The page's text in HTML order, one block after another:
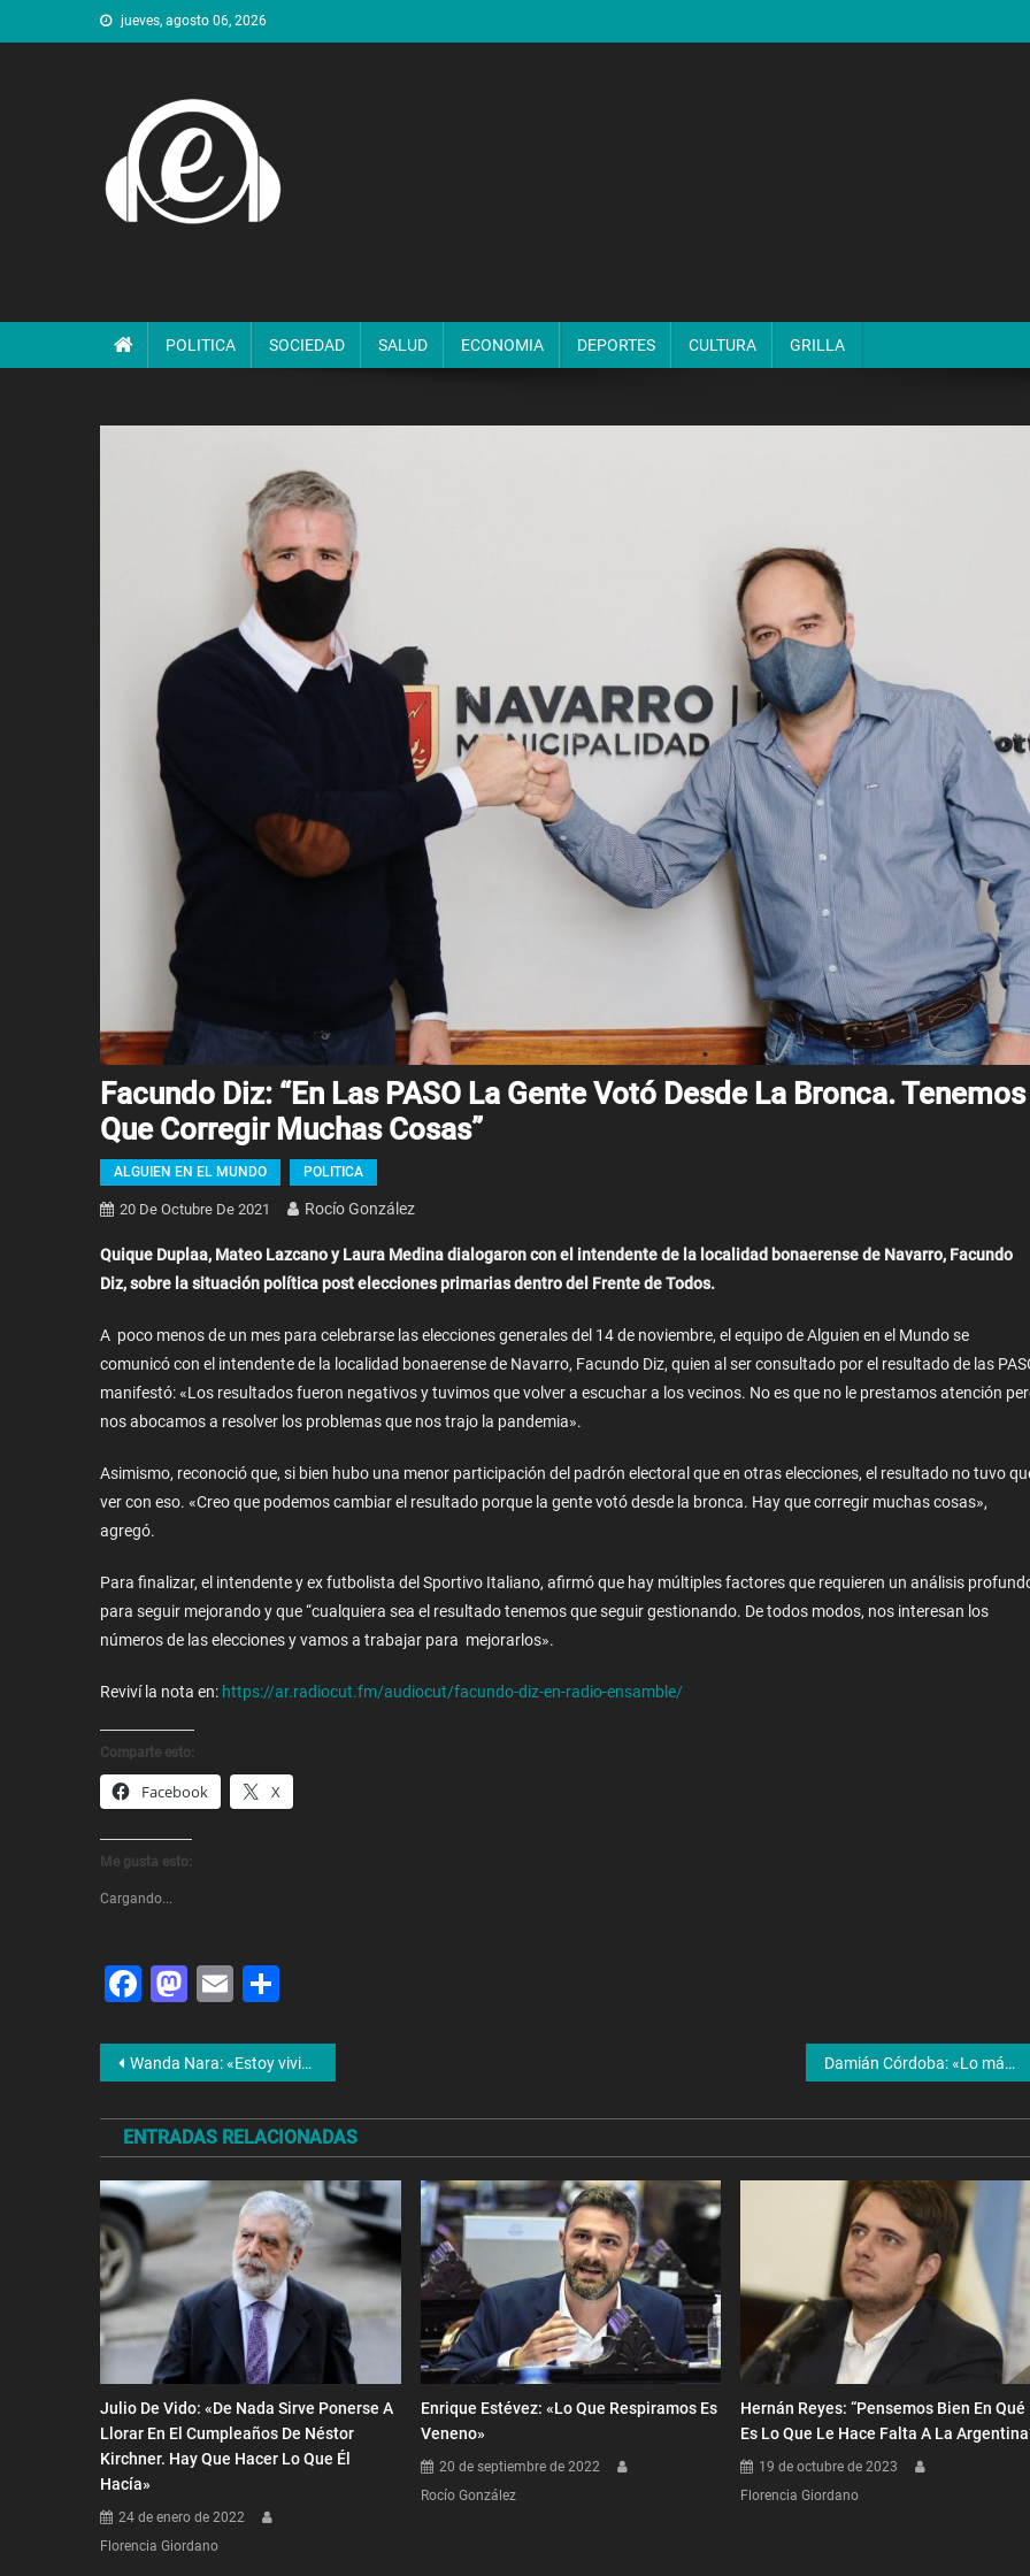
al
jueves, agosto 06, 2026
POLITICA SOCIEDAD SALUD ECONOMIA DEPORTES CULTURA GRILLA
Facundo Diz: “En Las PASO La Gente Votó Desde La Bronca. Tenemos
Que Corregir Muchas Cosas”
ALGUIEN EN EL MUNDO POLITICA
20 De Octubre De 2021 Rocío González
Quique Duplaa, Mateo Lazcano y Laura Medina dialogaron con el intendente de la localidad bonaerense de Navarro, Facundo
Diz, sobre la situación política post elecciones primarias dentro del Frente de Todos.
A poco menos de un mes para celebrarse las elecciones generales del 14 de noviembre, el equipo de Alguien en el Mundo se
comunicó con el intendente de la localidad bonaerense de Navarro, Facundo Diz, quien al ser consultado por el resultado de las
manifestó: «Los resultados fueron negativos y tuvimos que volver a escuchar a los vecinos. No es que no le prestamos atención
nos abocamos a resolver los problemas que nos trajo la pandemia».
Asimismo, reconoció que, si bien hubo una menor participación del padrón electoral que en otras elecciones, el resultado no tuvo
ver con eso. «Creo que podemos cambiar el resultado porque la gente votó desde la bronca. Hay que corregir muchas cosas»,
agregó.
Para finalizar, el intendente y ex futbolista del Sportivo Italiano, afirmó que hay múltiples factores que requieren un análisis
para seguir mejorando y que “cualquiera sea el resultado tenemos que seguir gestionando. De todos modos, nos interesan los
números de las elecciones y vamos a trabajar para mejorarlos».
Reviví la nota en: https://ar.radiocut.fm/audiocut/facundo-diz-en-radio-ensamble/
Comparte esto:
Facebook X
Me gusta esto:
Cargando...
Facebook
Mastodon
Email
Navegación
de
entradas
Wanda Nara: «Estoy viviendo un infierno, él me traicionó» Damián Córdoba: «Lo más importante que puede tener el artista es el cariño, el aguante de su gente»
ENTRADAS RELACIONADAS
Julio De Vido: «De Nada Sirve Ponerse A
Llorar En El Cumpleaños De Néstor
Kirchner. Hay Que Hacer Lo Que Él
Hacía»
24 de enero de 2022
Florencia Giordano
Enrique Estévez: «Lo Que Respiramos Es
Veneno»
20 de septiembre de 2022
Rocío González
Hernán Reyes: “Pensemos Bien En Qué
Es Lo Que Le Hace Falta A La
19 de octubre de 2023
Florencia Giordano